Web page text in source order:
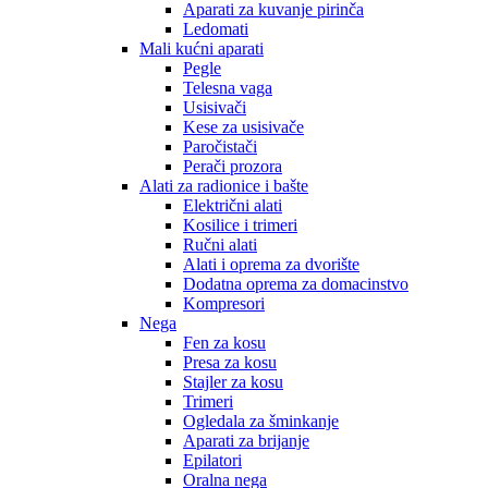
Aparati za kuvanje pirinča
Ledomati
Mali kućni aparati
Pegle
Telesna vaga
Usisivači
Kese za usisivače
Paročistači
Perači prozora
Alati za radionice i bašte
Električni alati
Kosilice i trimeri
Ručni alati
Alati i oprema za dvorište
Dodatna oprema za domacinstvo
Kompresori
Nega
Fen za kosu
Presa za kosu
Stajler za kosu
Trimeri
Ogledala za šminkanje
Aparati za brijanje
Epilatori
Oralna nega